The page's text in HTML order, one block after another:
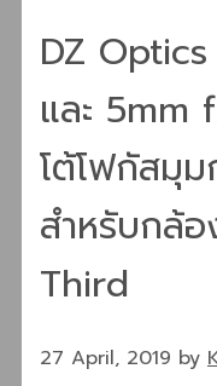
DZ
และ 5mm
โต้โฟกัสมุ
สำหรับกล้
Third
27 April, 2019 by